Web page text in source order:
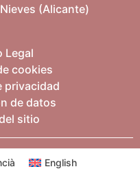
(Alicante)
Legal
cookies
privacidad
de datos
sitio
English